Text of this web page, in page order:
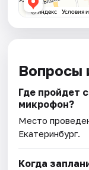
Вопросы
Где пройдет
микрофон?
Место
Екатеринбург.
Когда